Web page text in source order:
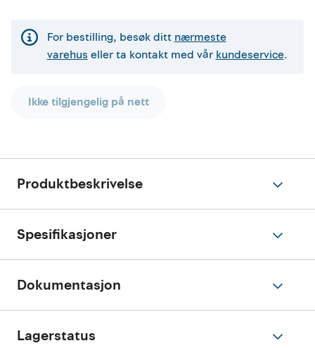
For bestilling, besøk ditt nærmeste
varehus eller ta kontakt med vår kundeservice.
Ikke tilgjengelig på nett
Produktbeskrivelse
Spesifikasjoner
Dokumentasjon
Lagerstatus